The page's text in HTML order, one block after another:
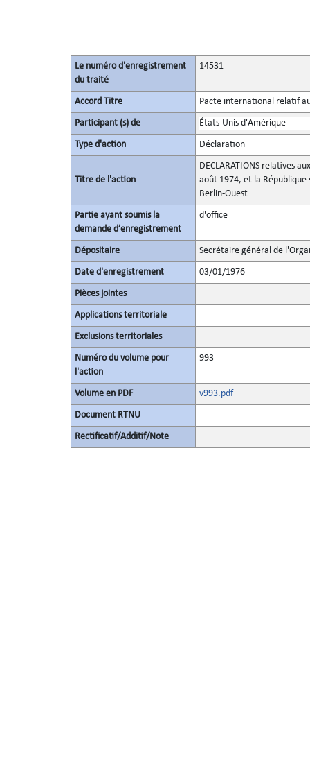
Le numéro d'enregistrement
du traité
14531
Accord Titre Pacte international relatif
Participant (s) de États-Unis d'Amérique
Type d'action Déclaration
Titre de l'action
DECLARATIONS relatives
août 1974, et la
Berlin-Ouest
Partie ayant soumis la
demande d’enregistrement
d'office
Dépositaire Secrétaire général de
Date d'enregistrement 03/01/1976
Pièces jointes
Applications territoriale
Exclusions territoriales
Numéro du volume pour
l'action
993
Volume en PDF v993.pdf
Document RTNU
Rectificatif/Additif/Note